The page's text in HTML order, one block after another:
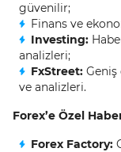
güvenilir;
Finans ve
Investing:
analizleri;
FxStreet: Geniş
ve analizleri.
Forex’e Özel
Forex Factory: